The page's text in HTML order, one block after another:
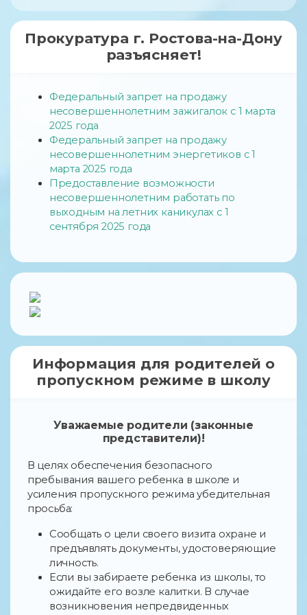
Прокуратура г. Ростова-на-Дону
разъясняет!
Федеральный запрет на продажу
несовершеннолетним зажигалок с 1 марта
2025 года
Федеральный запрет на продажу
несовершеннолетним энергетиков с 1
марта 2025 года
Предоставление возможности
несовершеннолетним работать по
выходным на летних каникулах с 1
сентября 2025 года
Информация для родителей о
пропускном режиме в школу
Уважаемые родители (законные
представители)!
В целях обеспечения безопасного
пребывания вашего ребенка в школе и
усиления пропускного режима убедительная
просьба:
Сообщать о цели своего визита охране и
предъявлять документы, удостоверяющие
личность.
Если вы забираете ребенка из школы, то
ожидайте его возле калитки. В случае
возникновения непредвиденных